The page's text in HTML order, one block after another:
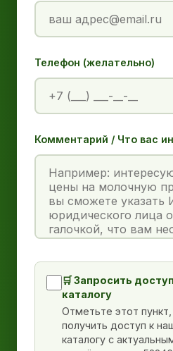
Телефон (желательно)
Комментарий / Что вас
🛒 Запросить
каталогу
Отметьте этот
получить доступ к
каталогу с